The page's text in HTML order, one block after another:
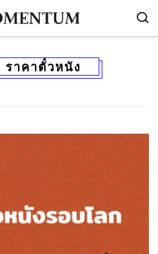
ราคาตั๋วหนัง